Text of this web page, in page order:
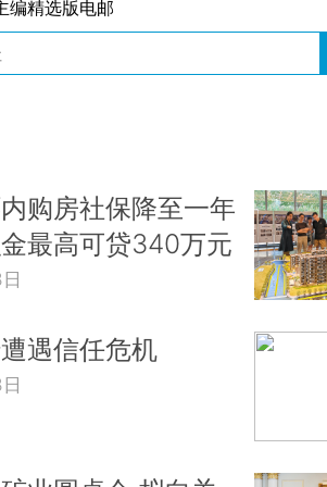
编精选版电邮
购房社保降至一年
最高可贷340万元
遇信任危机